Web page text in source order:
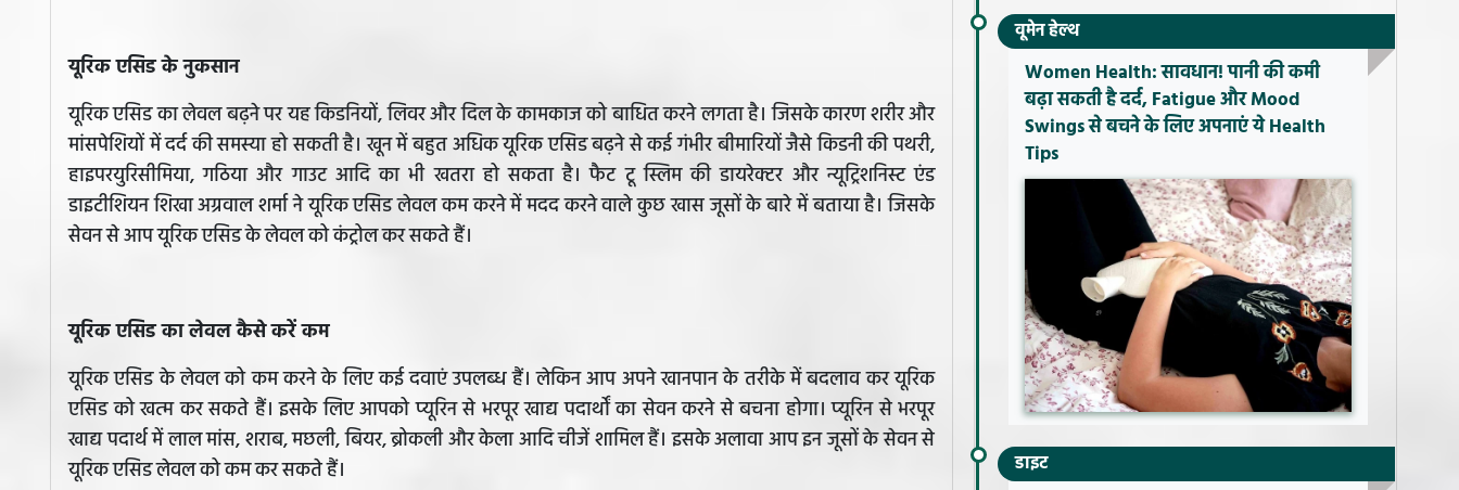
यूरिक एसिड के नुकसान
यूरिक एसिड का लेवल बढ़ने पर यह किडनियों, लिवर और दिल के कामकाज को बाधित करने लगता है। जिसके कारण शरीर और
मांसपेशियों में दर्द की समस्या हो सकती है। खून में बहुत अधिक यूरिक एसिड बढ़ने से कई गंभीर बीमारियों जैसे किडनी की पथरी,
हाइपरयुरिसीमिया, गठिया और गाउट आदि का भी खतरा हो सकता है। फैट टू स्लिम की डायरेक्टर और न्यूट्रिशनिस्ट एंड
डाइटीशियन शिखा अग्रवाल शर्मा ने यूरिक एसिड लेवल कम करने में मदद करने वाले कुछ खास जूसों के बारे में बताया है। जिसके
सेवन से आप यूरिक एसिड के लेवल को कंट्रोल कर सकते हैं।
यूरिक एसिड का लेवल कैसे करें कम
यूरिक एसिड के लेवल को कम करने के लिए कई दवाएं उपलब्ध हैं। लेकिन आप अपने खानपान के तरीके में बदलाव कर यूरिक
एसिड को खत्म कर सकते हैं। इसके लिए आपको प्यूरिन से भरपूर खाद्य पदार्थों का सेवन करने से बचना होगा। प्यूरिन से भरपूर
खाद्य पदार्थ में लाल मांस, शराब, मछली, बियर, ब्रोकली और केला आदि चीजें शामिल हैं। इसके अलावा आप इन जूसों के सेवन से
यूरिक एसिड लेवल को कम कर सकते हैं।
वूमेन हेल्थ
Women Health: सावधान! पानी की कमी
बढ़ा सकती है दर्द, Fatigue और Mood
Swings से बचने के लिए अपनाएं ये Health
Tips
डाइट